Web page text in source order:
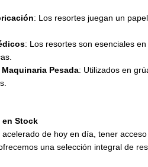
: Los resortes juegan un
: Los resortes son esenciales
Pesada: Utilizados en
en Stock
acelerado de hoy en día, tener
una selección integral de